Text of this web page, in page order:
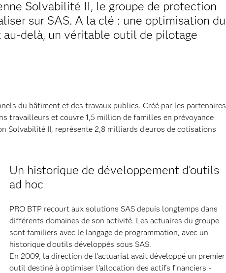
Solvabilité II, le groupe de protection
sur SAS. A la clé : une optimisation du
delà, un véritable outil de pilotage
du bâtiment et des travaux publics. Créé par les partenaires
travailleurs et couvre 1,5 million de familles en prévoyance
Solvabilité II, représente 2,8 milliards d’euros de cotisations
Un historique de développement d’outils
ad hoc
PRO BTP recourt aux solutions SAS depuis longtemps dans
différents domaines de son activité. Les actuaires du groupe
sont familiers avec le langage de programmation, avec un
historique d’outils développés sous SAS.
En 2009, la direction de l’actuariat avait développé un premier
outil destiné à optimiser l’allocation des actifs financiers -